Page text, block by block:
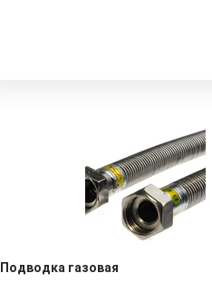
Подводка газовая